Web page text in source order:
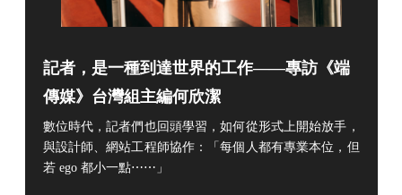
記者，是一種到達世界的工作——專訪《端
傳媒》台灣組主編何欣潔
數位時代，記者們也回頭學習，如何從形式上開始放手，
與設計師、網站工程師協作：「每個人都有專業本位，但
若 ego 都小一點⋯⋯」